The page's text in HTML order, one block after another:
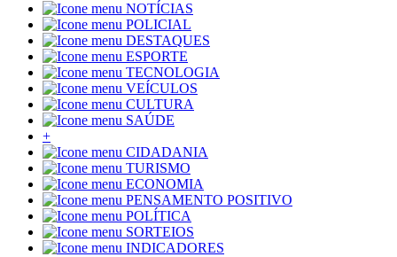
NOTÍCIAS
POLICIAL
DESTAQUES
ESPORTE
TECNOLOGIA
VEÍCULOS
CULTURA
SAÚDE
+
CIDADANIA
TURISMO
ECONOMIA
PENSAMENTO POSITIVO
POLÍTICA
SORTEIOS
INDICADORES